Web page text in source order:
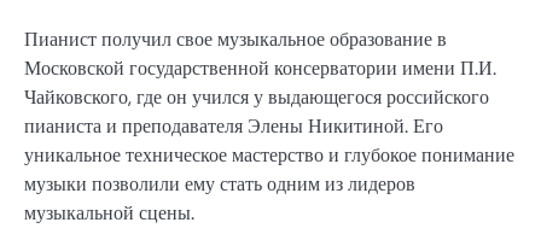
Пианист получил свое музыкальное образование в
Московской государственной консерватории имени П.И.
Чайковского, где он учился у выдающегося российского
пианиста и преподавателя Элены Никитиной. Его
уникальное техническое мастерство и глубокое понимание
музыки позволили ему стать одним из лидеров
музыкальной сцены.